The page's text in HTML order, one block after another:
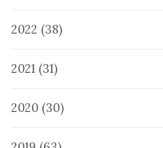
2022 (38)
2021 (31)
2020 (30)